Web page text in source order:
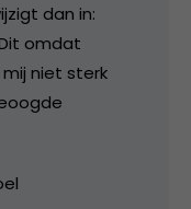
dan in:
Dit omdat
mij niet sterk